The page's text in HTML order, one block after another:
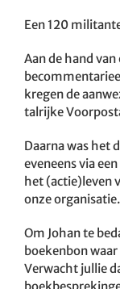
Een 120
Aan de hand
kregen de
talrijke
Daarna was het
eveneens via
het (actie)leven
onze organisatie.
Om Johan te
boekenbon
Verwacht jullie